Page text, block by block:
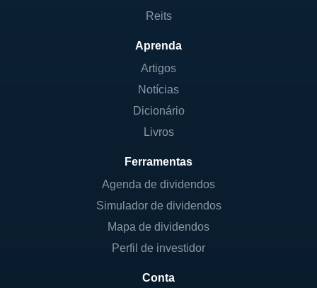
Reits
Aprenda
Artigos
Notícias
Dicionário
Livros
Ferramentas
Agenda de dividendos
Simulador de dividendos
Mapa de dividendos
Perfil de investidor
Conta